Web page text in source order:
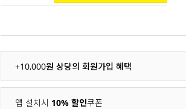
+10,000원 상당의 회원가입 혜택
앱 설치시 10% 할인쿠폰